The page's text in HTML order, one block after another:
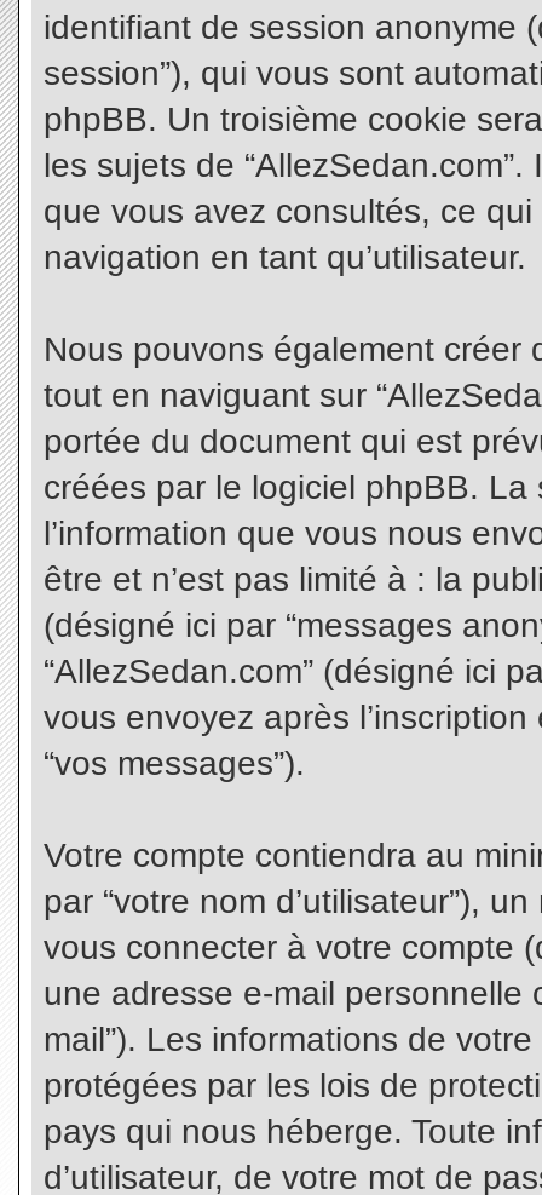
identifiant de session anonyme
session”), qui vous sont
phpBB. Un troisième cookie
les sujets de
que vous avez consultés, ce
navigation en tant qu’utilisateur.
Nous pouvons également créer
tout en naviguant sur
portée du document qui est
créées par le logiciel phpBB.
l’information que vous nous
être et n’est pas limité à : la
(désigné ici par “messages
“AllezSedan.com” (désigné ici
vous envoyez après
“vos messages”).
Votre compte contiendra au
par “votre nom d’utilisateur”),
vous connecter à votre compte
une adresse e-mail personnelle
mail”). Les informations de
protégées par les lois de
pays qui nous héberge. Toute
d’utilisateur, de votre mot de